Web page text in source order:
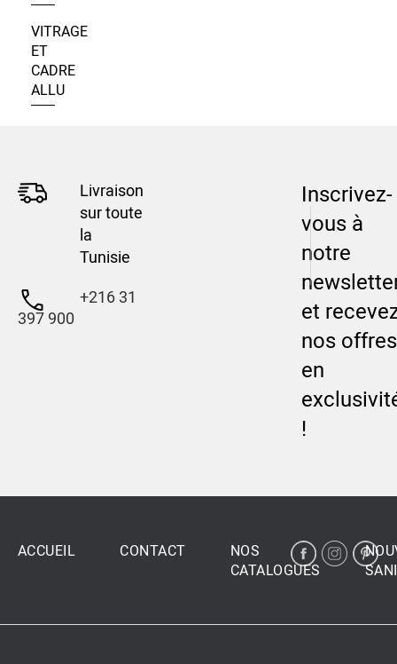
VITRAGE
ET
CADRE
ALLU
Livraison
sur toute
la
Tunisie
+216 31
397 900
Inscrivez-
vous à
notre
et
nos offres
en
!
ACCUEIL CONTACT
NOS
CATALOGUES